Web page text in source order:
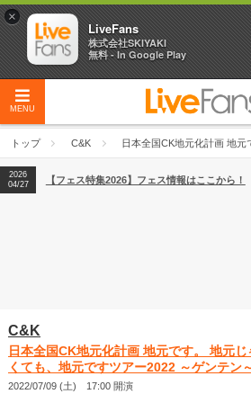
MENU
トップ C&K 日本全国CK地元化計画 地
2026
04/27
2026
【ライブ動員ランキング】2026年上半期編発
2026
04/27
【フェス特集2026】フェス情報はここから！
C&K
日本全国CK地元化計画 地元です。 地元じ
くても、地元ですツアー2022 ～ゲンテン
2022/07/09 (土) 17:00 開演
×
LiveFans
株式会社SKIYAKI
無料 - In Google Play